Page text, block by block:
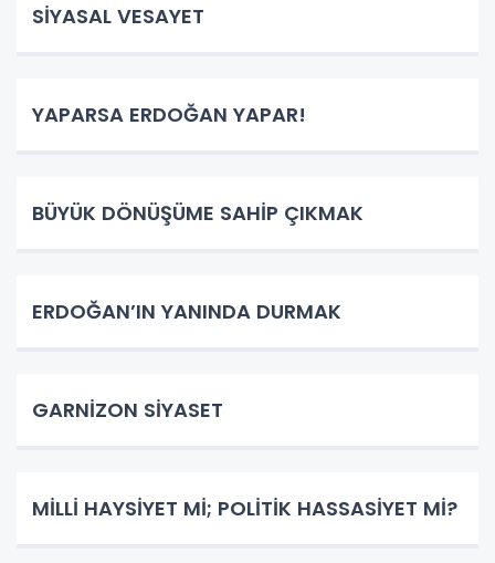
SİYASAL VESAYET
YAPARSA ERDOĞAN YAPAR!
BÜYÜK DÖNÜŞÜME SAHİP ÇIKMAK
ERDOĞAN’IN YANINDA DURMAK
GARNİZON SİYASET
MİLLİ HAYSİYET Mİ; POLİTİK HASSASİYET Mİ?